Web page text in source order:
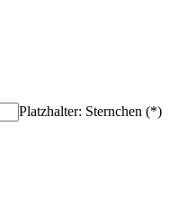
Platzhalter: Sternchen (*)